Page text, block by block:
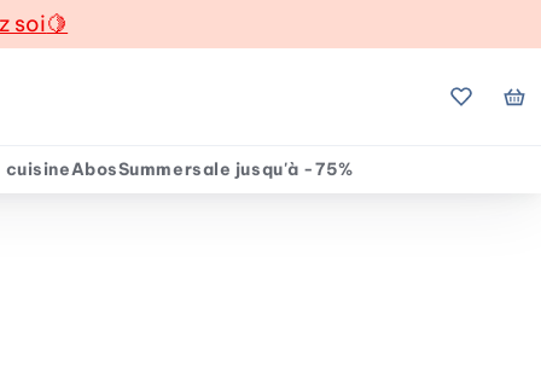
soi🍋
Mes
cuisineAbosSummersale jusqu'à -75%